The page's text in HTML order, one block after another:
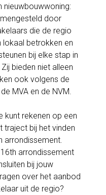
nieuwbouwwoning:
door
die de regio
lokaal betrokken en
bij elke stap in
bieden niet alleen
ook volgens de
MVA en de NVM.
kunt rekenen op een
traject bij het vinden
arrondissement.
arrondissement
bij jouw
over het aanbod
uit de regio?